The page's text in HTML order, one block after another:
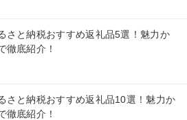
さと納税おすすめ返礼品5選！魅力か
徹底紹介！
さと納税おすすめ返礼品10選！魅力か
徹底紹介！